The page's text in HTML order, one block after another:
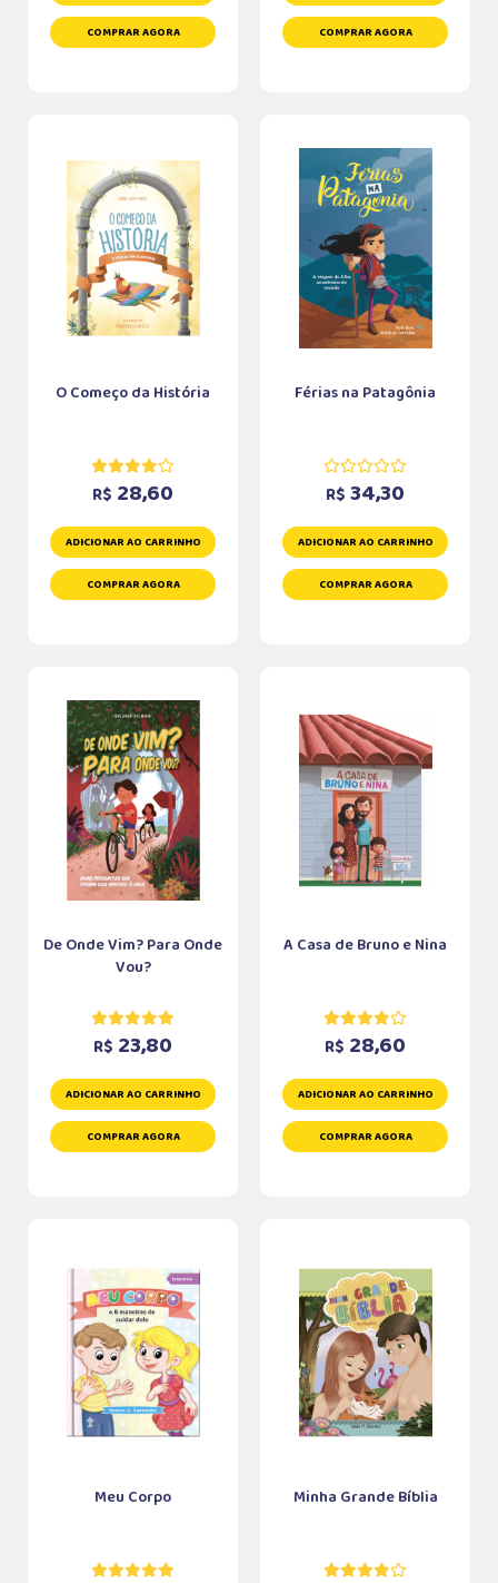
COMPRAR AGORA COMPRAR AGORA
O Começo da História
R$ 28,60
ADICIONAR AO CARRINHO
COMPRAR AGORA
Férias na Patagônia
R$ 34,30
ADICIONAR AO CARRINHO
COMPRAR AGORA
De Onde Vim? Para Onde
Vou?
R$ 23,80
ADICIONAR AO CARRINHO
COMPRAR AGORA
A Casa de Bruno e Nina
R$ 28,60
ADICIONAR AO CARRINHO
COMPRAR AGORA
Meu Corpo Minha Grande Bíblia